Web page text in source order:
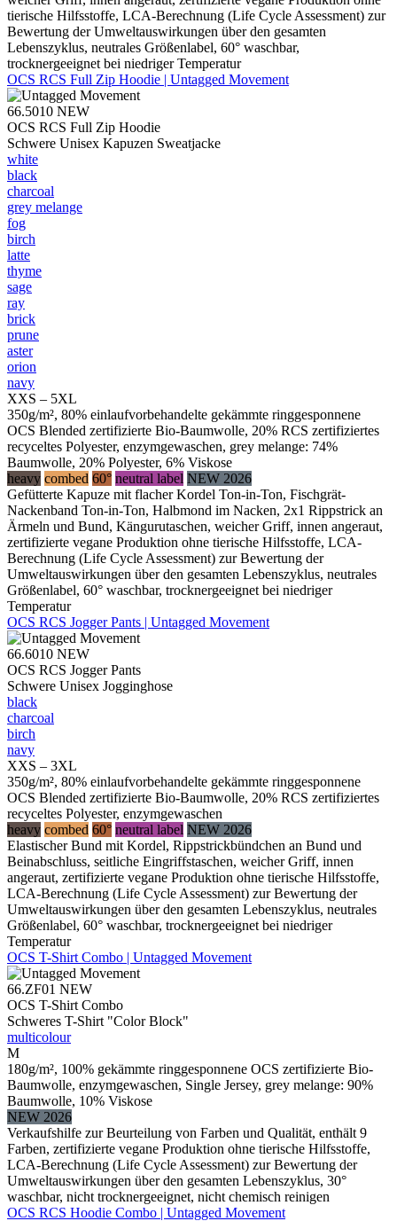
tierische Hilfsstoffe, LCA-Berechnung (Life Cycle Assessment) zur
Bewertung der Umweltauswirkungen über den gesamten
Lebenszyklus, neutrales Größenlabel, 60° waschbar,
trocknergeeignet bei niedriger Temperatur
OCS RCS Full Zip Hoodie | Untagged Movement
66.5010 NEW
OCS RCS Full Zip Hoodie
Schwere Unisex Kapuzen Sweatjacke
white
black
charcoal
grey melange
fog
birch
latte
thyme
sage
ray
brick
prune
aster
orion
navy
XXS – 5XL
350g/m², 80% einlaufvorbehandelte gekämmte ringgesponnene
OCS Blended zertifizierte Bio-Baumwolle, 20% RCS zertifiziertes
recyceltes Polyester, enzymgewaschen, grey melange: 74%
Baumwolle, 20% Polyester, 6% Viskose
heavy combed 60° neutral label NEW 2026
Gefütterte Kapuze mit flacher Kordel Ton-in-Ton, Fischgrät-
Nackenband Ton-in-Ton, Halbmond im Nacken, 2x1 Rippstrick an
Ärmeln und Bund, Kängurutaschen, weicher Griff, innen angeraut,
zertifizierte vegane Produktion ohne tierische Hilfsstoffe, LCA-
Berechnung (Life Cycle Assessment) zur Bewertung der
Umweltauswirkungen über den gesamten Lebenszyklus, neutrales
Größenlabel, 60° waschbar, trocknergeeignet bei niedriger
Temperatur
OCS RCS Jogger Pants | Untagged Movement
66.6010 NEW
OCS RCS Jogger Pants
Schwere Unisex Jogginghose
black
charcoal
birch
navy
XXS – 3XL
350g/m², 80% einlaufvorbehandelte gekämmte ringgesponnene
OCS Blended zertifizierte Bio-Baumwolle, 20% RCS zertifiziertes
recyceltes Polyester, enzymgewaschen
heavy combed 60° neutral label NEW 2026
Elastischer Bund mit Kordel, Rippstrickbündchen an Bund und
Beinabschluss, seitliche Eingriffstaschen, weicher Griff, innen
angeraut, zertifizierte vegane Produktion ohne tierische Hilfsstoffe,
LCA-Berechnung (Life Cycle Assessment) zur Bewertung der
Umweltauswirkungen über den gesamten Lebenszyklus, neutrales
Größenlabel, 60° waschbar, trocknergeeignet bei niedriger
Temperatur
OCS T-Shirt Combo | Untagged Movement
66.ZF01 NEW
OCS T-Shirt Combo
Schweres T-Shirt "Color Block"
multicolour
M
180g/m², 100% gekämmte ringgesponnene OCS zertifizierte Bio-
Baumwolle, enzymgewaschen, Single Jersey, grey melange: 90%
Baumwolle, 10% Viskose
NEW 2026
Verkaufshilfe zur Beurteilung von Farben und Qualität, enthält 9
Farben, zertifizierte vegane Produktion ohne tierische Hilfsstoffe,
LCA-Berechnung (Life Cycle Assessment) zur Bewertung der
Umweltauswirkungen über den gesamten Lebenszyklus, 30°
waschbar, nicht trocknergeeignet, nicht chemisch reinigen
OCS RCS Hoodie Combo | Untagged Movement